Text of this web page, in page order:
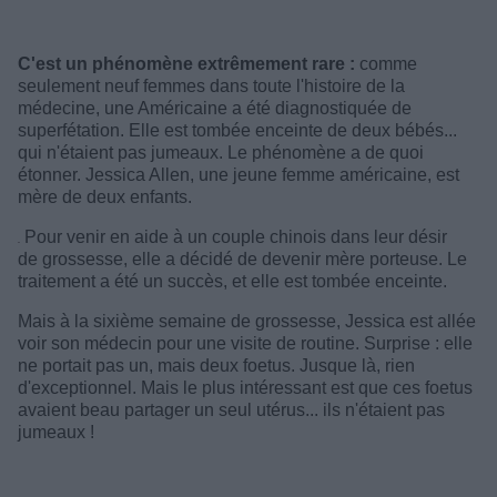
C'est un phénomène extrêmement rare : comme
seulement neuf femmes dans toute l'histoire de la
médecine, une Américaine a été diagnostiquée de
superfétation. Elle est tombée enceinte de deux bébés...
qui n'étaient pas jumeaux. Le phénomène a de quoi
étonner. Jessica Allen, une jeune femme américaine, est
mère de deux enfants.
Pour venir en aide à un couple chinois dans leur désir
de grossesse, elle a décidé de devenir mère porteuse. Le
traitement a été un succès, et elle est tombée enceinte.
Mais à la sixième semaine de grossesse, Jessica est allée
voir son médecin pour une visite de routine. Surprise : elle
ne portait pas un, mais deux foetus. Jusque là, rien
d'exceptionnel. Mais le plus intéressant est que ces foetus
avaient beau partager un seul utérus... ils n'étaient pas
jumeaux !